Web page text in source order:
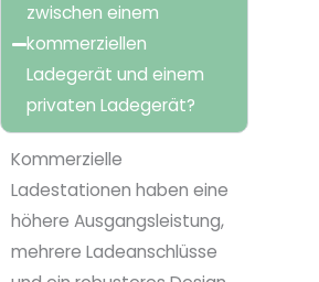
zwischen einem
kommerziellen
Ladegerät und einem
privaten Ladegerät?
Kommerzielle
Ladestationen haben eine
höhere Ausgangsleistung,
mehrere Ladeanschlüsse